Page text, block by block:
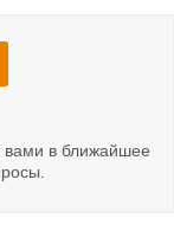
в ближайшее